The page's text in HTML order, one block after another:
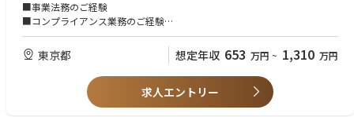
perform issue verification.
・Assist IAG senior management in the development and execution of a ri
sk-based audit plan.
・Assist in managing relationships with key business stakeholders.
・Clearly and concisely communicate audit results or other key messages
■不動産運用会社（金融商品取引業者）でのリスク管理の統括
【本ポジションの魅力】
■ 上場REIT・私募REIT・私募ファンドを運用する不動産運用会社におい
て、商品組成から運用・管理まで一貫してリーガル・コンプライアンス・
リスク管理に関与し、幅広い実務経験を積めること
■ 金融商品取引業者のコンプライアンス部門という、経営・事業の根幹を
■事業法務のご経験
■コンプライアンス業務のご経験
■リスク管理・内部統制の統括業務のご経験
【求める人物要件】
■柔軟な発想と行動力で積極的に業務に挑戦出来る方
■事業視点で物事を判断できる方
東京都 想定年収 653 万円 ~ 1,310 万円
求人エントリー